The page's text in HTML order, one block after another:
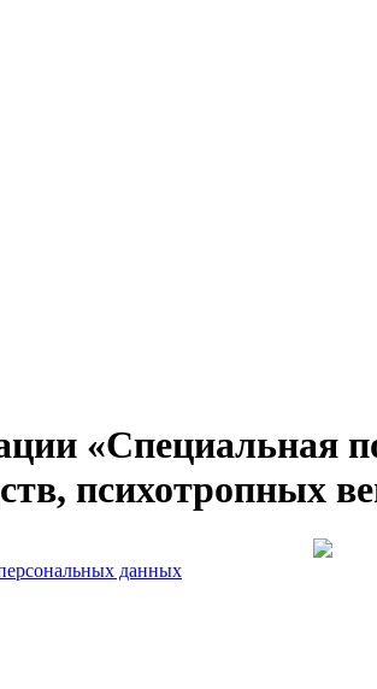
«Специальная
психотропных
данных